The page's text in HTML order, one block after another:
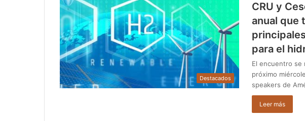
Destacados
CRU y
anual que
para el
El encuentro se
próximo
speakers de
Leer más